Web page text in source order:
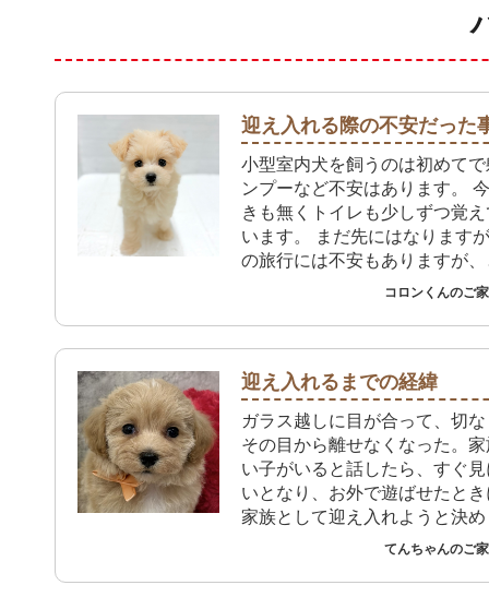
迎え入れる際の不安だった
小型室内犬を飼うのは初めて
ンプーなど不安はあります。
きも無くトイレも少しずつ覚
います。 まだ先にはなります
の旅行には不安もありますが
しみにしています！コロンくんのご
迎え入れるまでの経緯
ガラス越しに目が合って、切
その目から離せなくなった。
い子がいると話したら、すぐ
いとなり、お外で遊ばせたと
家族として迎え入れようと決
てんちゃんのご